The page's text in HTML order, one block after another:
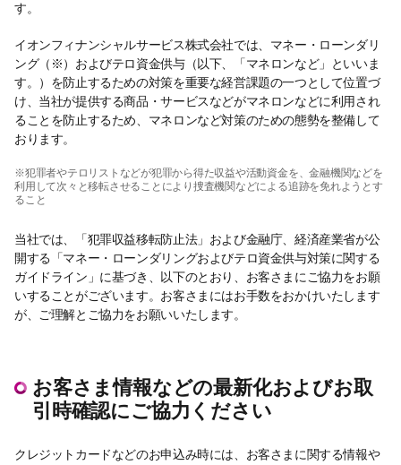
す。
イオンフィナンシャルサービス株式会社では、マネー・ローンダリ
ング（※）およびテロ資金供与（以下、「マネロンなど」といいま
す。）を防止するための対策を重要な経営課題の一つとして位置づ
け、当社が提供する商品・サービスなどがマネロンなどに利用され
ることを防止するため、マネロンなど対策のための態勢を整備して
おります。
※犯罪者やテロリストなどが犯罪から得た収益や活動資金を、金融機関などを
利用して次々と移転させることにより捜査機関などによる追跡を免れようとす
ること
当社では、「犯罪収益移転防止法」および金融庁、経済産業省が公
開する「マネー・ローンダリングおよびテロ資金供与対策に関する
ガイドライン」に基づき、以下のとおり、お客さまにご協力をお願
いすることがございます。お客さまにはお手数をおかけいたします
が、ご理解とご協力をお願いいたします。
お客さま情報などの最新化およびお取
引時確認にご協力ください
クレジットカードなどのお申込み時には、お客さまに関する情報や